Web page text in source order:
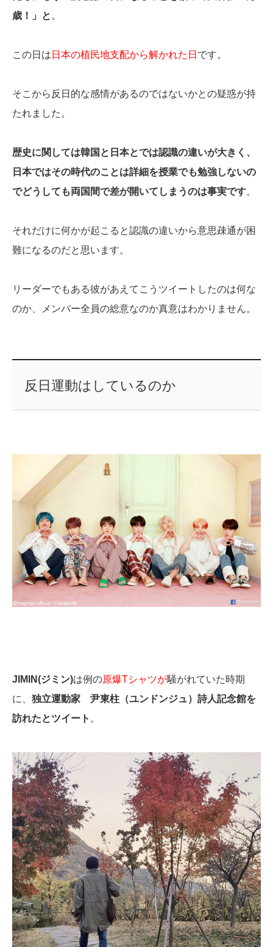
歳！」と 。
この日は 日本の植民地支配から解かれた日 です。
そこから反日的な感情があるのではないかとの疑惑が持
たれました。
歴史に関しては韓国と日本とでは認識の違いが大きく、
日本ではその時代のことは詳細を授業でも勉強しないの
でどうしても両国間で差が開いてしまうのは事実です。
それだけに何かが起こると認識の違いから意思疎通が困
難になるのだと思います。
リーダーでもある彼があえてこうツイートしたのは何な
のか、メンバー全員の総意なのか真意はわかりません。
反日運動はしているのか
JIMIN(ジミン)は例の原爆Tシャツが騒がれていた時期
に、 独立運動家 尹東柱（ユンドンジュ）詩人記念館を
訪れたとツイート 。